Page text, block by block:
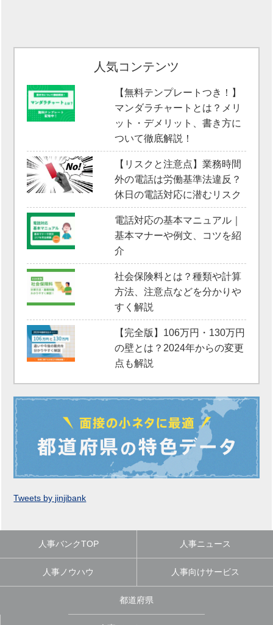
人気コンテンツ
【無料テンプレートつき！】
マンダラチャートとは？メリ
ット・デメリット、書き方に
ついて徹底解説！
【リスクと注意点】業務時間
外の電話は労働基準法違反？
休日の電話対応に潜むリスク
電話対応の基本マニュアル｜
基本マナーや例文、コツを紹
介
社会保険料とは？種類や計算
方法、注意点などを分かりや
すく解説
【完全版】106万円・130万円
の壁とは？2024年からの変更
点も解説
Tweets by jinjibank
人事バンクTOP 人事ニュース
人事ノウハウ 人事向けサービス
都道府県